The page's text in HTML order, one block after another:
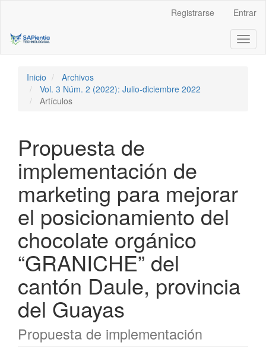
principal
Barra
Registrarse Entrar
Inicio
Archivos
Vol. 3 Núm. 2 (2022): Julio-diciembre 2022
Artículos
Propuesta de
implementación de
marketing para mejorar
el posicionamiento del
chocolate orgánico
“GRANICHE” del
cantón Daule, provincia
del Guayas
Propuesta de implementación